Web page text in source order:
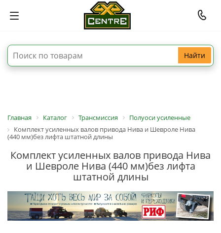
Найти
Главная Каталог Трансмиссия
Полуоси усиленные
Комплект усиленных валов привода Нива и Шевроле Нива
(440 мм)без лифта штатной длины
Комплект усиленных валов привода Нива
и Шевроле Нива (440 мм)без лифта
штатной длины